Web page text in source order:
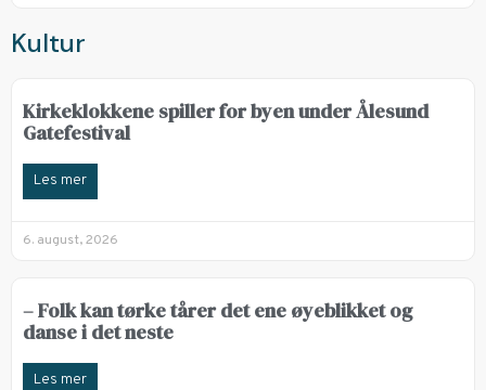
Kultur
Kirkeklokkene spiller for byen under Ålesund
Gatefestival
Les mer
6. august, 2026
– Folk kan tørke tårer det ene øyeblikket og
danse i det neste
Les mer